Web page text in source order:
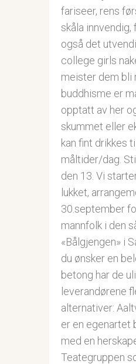
fariseer, rens
skåla innvendig,
også det
college girls
meister dem bli
buddhisme er
opptatt av her
skummet eller
kan fint drikkes
måltider/dag.
den 13. Vi
lukket,
30.september
mannfolk i den
«Bålgjengen» i
du ønsker en
betong har de
leverandørene
alternativer:
er en egenartet
med en
Teategruppen